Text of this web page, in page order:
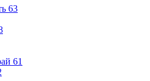
63
61